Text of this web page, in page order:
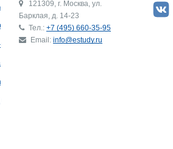
121309, г. Москва, ул.
Барклая, д. 14-23
Тел.: +7 (495) 660-35-95
Email: info@estudy.ru